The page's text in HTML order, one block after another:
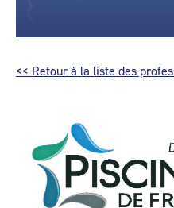
<< Retour à la liste des